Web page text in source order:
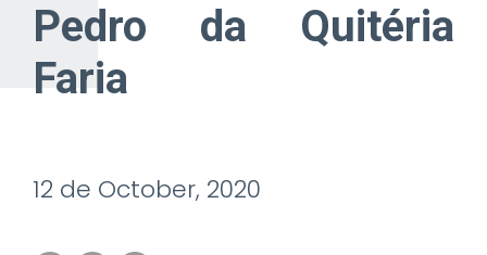
Pedro da Quitéria
Faria
12 de October, 2020